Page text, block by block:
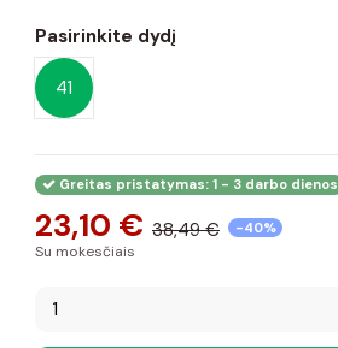
Pasirinkite dydį
41
Greitas pristatymas: 1 - 3 darbo dienos
23,10 € 38,49 € -40%
Su mokesčiais